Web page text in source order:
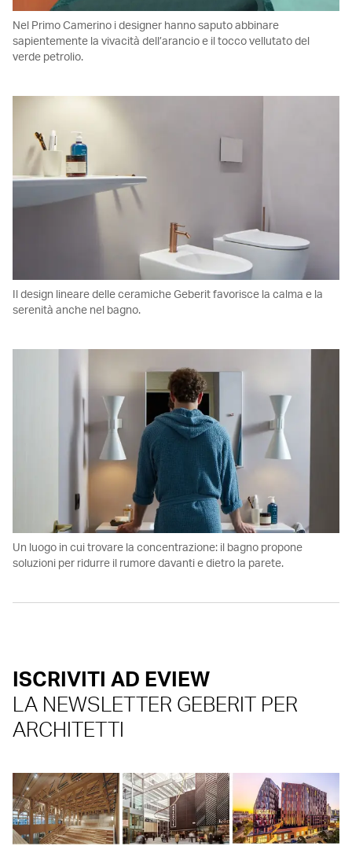
Nel Primo Camerino i designer hanno saputo abbinare
sapientemente la vivacità dell’arancio e il tocco vellutato del
verde petrolio.
Il design lineare delle ceramiche Geberit favorisce la calma e la
serenità anche nel bagno.
Un luogo in cui trovare la concentrazione: il bagno propone
soluzioni per ridurre il rumore davanti e dietro la parete.
ISCRIVITI AD EVIEW
LA NEWSLETTER GEBERIT PER
ARCHITETTI